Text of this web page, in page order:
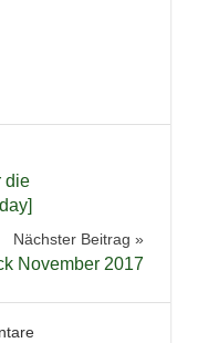
die
Nächster Beitrag
November 2017